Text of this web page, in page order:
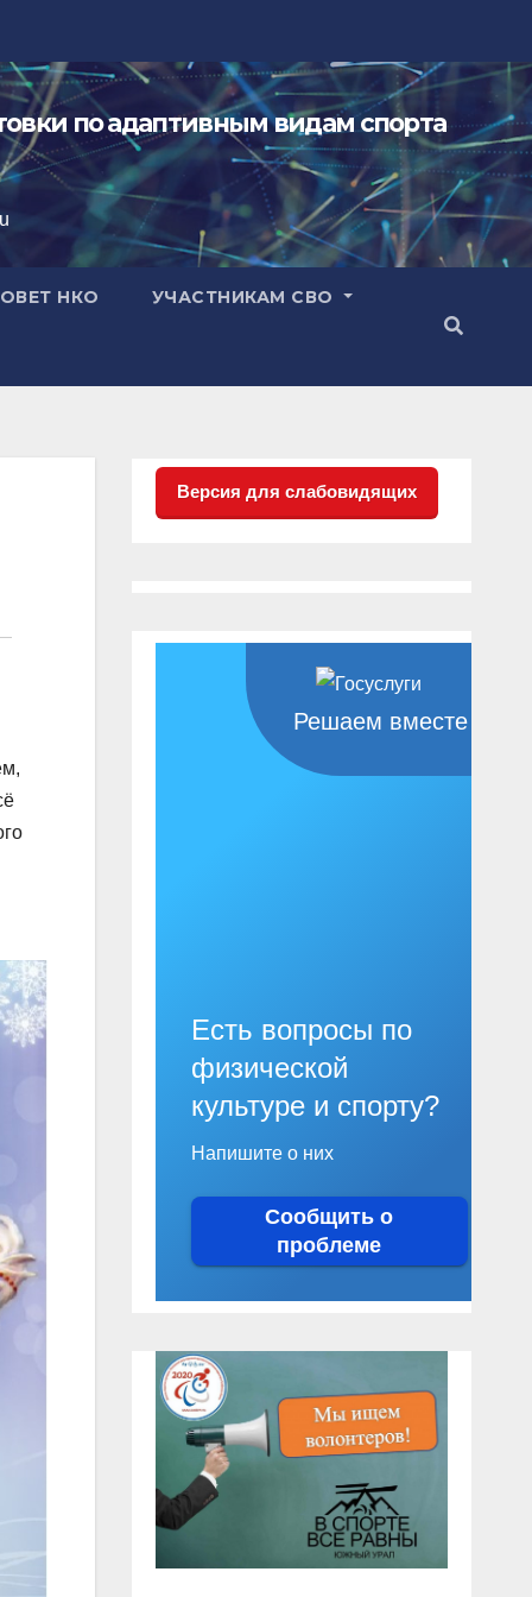
по адаптивным видам спорта
НКО УЧАСТНИКАМ СВО
Версия для слабовидящих
Решаем вместе
Есть вопросы по
физической
культуре и спорту?
Напишите о них
Сообщить о
проблеме